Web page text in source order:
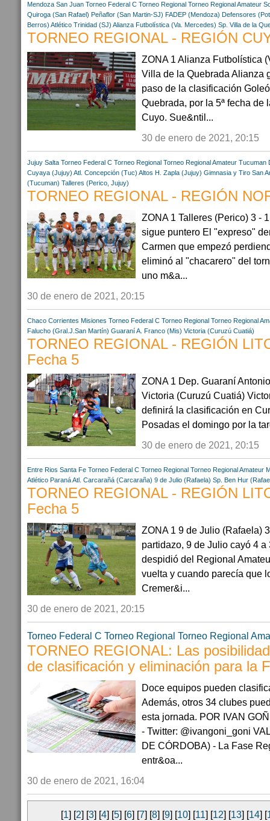
Mendoza San Juan Torneo Federal C Torneo Regional Torneo Regional Amateur
Quiroga (San Rafael) Peñaflor (San Martin-SJ) FADEP (Mendoza) Defensores
Berros) Atlético Trinidad (SJ) Alianza Futbolística (Va. Mercedes) Sp. Villa de la
TORNEO REGIONAL - REGIÓN
ZONA 1 Alianza Futbolística
Villa de la Quebrada Alianza
paso de la clasificación
Quebrada, por la 5ª fecha de
Cuyo. Sue&ntil...
30 de enero de 2021, 20:15
Jujuy Salta Torneo Federal C Torneo Regional Torneo Regional Amateur Tucuman
Cuyaya (Jujuy) Atl. Concepción (Tuc) Altos H. Zapla (Jujuy) Gimnasia y Tiro San
(Tucuman) Talleres (Perico, Jujuy)
TORNEO REGIONAL - REGIÓN
ZONA 1 Talleres (Perico) 3 -
sigue puntero El "expreso"
Carmen que empezó
eliminó al "chacarero" del
uno m&a...
30 de enero de 2021, 20:15
Chaco Corrientes Misiones Torneo Federal C Torneo Regional Torneo Regional
Falucho (Gral.J.San Martín) Guaraní A. Franco (Mis) Victoria (Curuzú Cuatiá)
TORNEO REGIONAL - REGIÓN
Fecha 5
ZONA 1 Dep. Guaraní
Victoria (Curuzú Cuatiá)
definirá la clasificación en
Posadas el domingo por la
30 de enero de 2021, 20:15
Entre Rios Santa Fe Torneo Federal C Torneo Regional Torneo Regional Amateur
Atlético ParanáAtl. Carcarañá (Carcaraña) 9 de Julio (Rafaela) Sp. Ben Hur
TORNEO REGIONAL - REGIÓN
Fecha 5
ZONA 1 9 de Julio (Rafaela)
partidazo, 9 de Julio cayó 4
despidió del Regional
vuelta y cuando parecía que
Cremer&i...
30 de enero de 2021, 20:15
Torneo Federal C Torneo Regional Torneo Regional
TORNEO REGIONAL: Las
de clasificación y eliminación para la
Doce equipos pueden
Además, otros 34 clubes
esta jornada. POR IVAN
- Twitter: @ivangoni_goni
DE CÓRDOBA) - La Fase
entr&oa...
30 de enero de 2021, 16:04
[1] [2] [3] [4] [5] [6] [7] [8] [9] [10] [11] [12] [13] [14] [